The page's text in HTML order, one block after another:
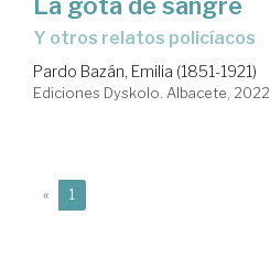
y otros relatos policíacos
Pardo Bazán, Emilia (1851-1921)
Ediciones Dyskolo. Albacete, 2022
« 1